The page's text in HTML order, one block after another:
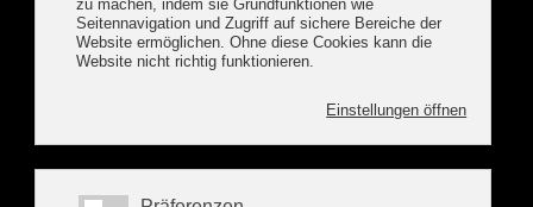
Pauschalwochen von 30.08.2026 bis
04.10.2026 Wochenpreis pro Erwachsenem €